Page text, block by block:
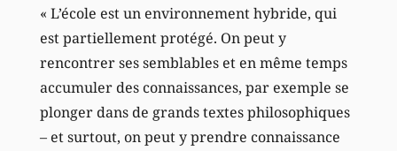
« L’école est un environnement hybride, qui
est partiellement protégé. On peut y
rencontrer ses semblables et en même temps
accumuler des connaissances, par exemple se
plonger dans de grands textes philosophiques
– et surtout, on peut y prendre connaissance